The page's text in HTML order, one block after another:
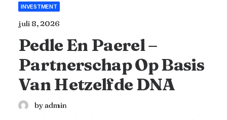
INVESTMENT
juli 8, 2026
Pedle En Paerel –
Partnerschap Op Basis
Van Hetzelfde DNA
by admin